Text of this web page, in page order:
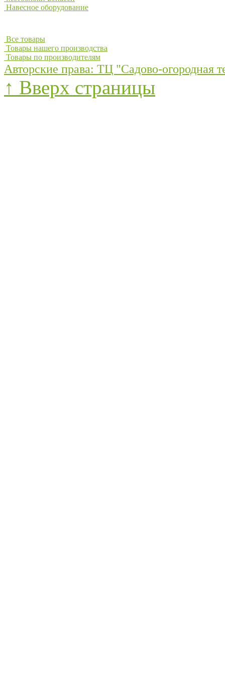
Навесное оборудование
Все товары
Товары нашего производства
Товары по производителям
Авторские права: ТЦ "Садово-огородная
↑ Вверх страницы